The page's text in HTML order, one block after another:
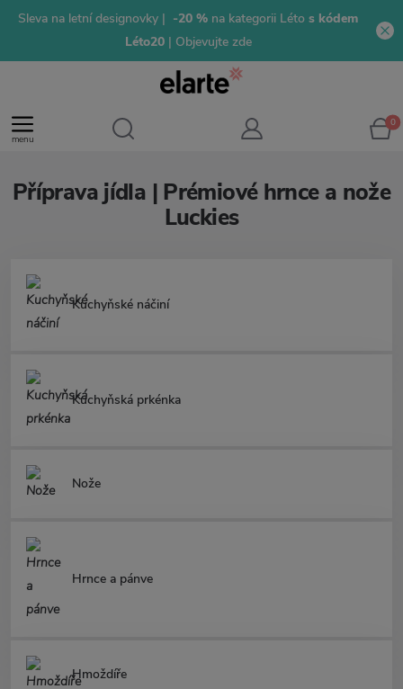
Sleva na letní designovky | -20 % na kategorii Léto s kódem
Léto20 | Objevujte zde
menu
0
Příprava jídla | Prémiové hrnce a nože
Luckies
Kuchyňské náčiní
Kuchyňská prkénka
Nože
Hrnce a pánve
Hmoždíře